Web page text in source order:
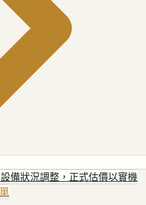
備狀況調整，正式估價以實機